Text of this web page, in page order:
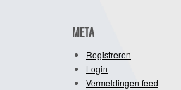
META
Registreren
Login
Vermeldingen feed